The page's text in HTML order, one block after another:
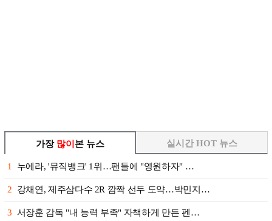
가장 많이본 뉴스
1 누에라, '뮤직뱅크' 1위…팬들에 "영원하자" …
2 강채연, 제주삼다수 2R 깜짝 선두 도약…박민지…
3 서장훈 감독 "내 능력 부족" 자책하게 만든 펜…
실시간 HOT 뉴스